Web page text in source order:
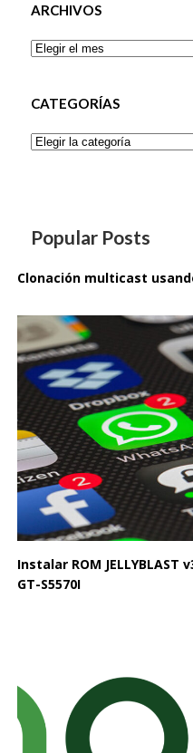
ARCHIVOS
Archivos
CATEGORÍAS
Categorías
Popular Posts
Clonación multicast
Instalar ROM JELLYBLAST
GT-S5570I